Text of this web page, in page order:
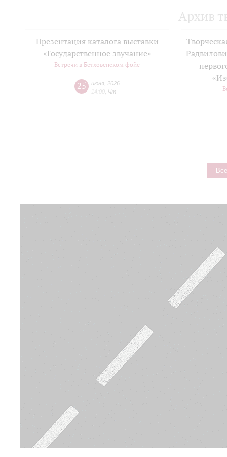
Архив
Презентация каталога выставки
«Государственное звучание»
Встречи в Бетховенском фойе
25 июня 2026
14:00 Чт